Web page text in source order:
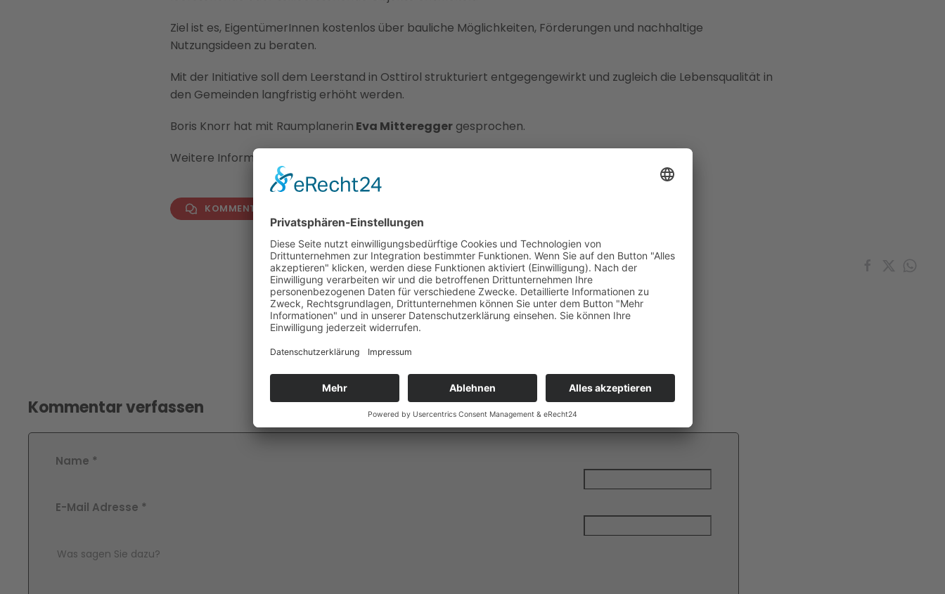
Ziel ist es, EigentümerInnen kostenlos über bauliche Möglichkeiten, Förderungen und nachhaltige
Nutzungsideen zu beraten.
Mit der Initiative soll dem Leerstand in Osttirol strukturiert entgegengewirkt und zugleich die Lebensqualität in
den Gemeinden langfristig erhöht werden.
Boris Knorr hat mit Raumplanerin Eva Mitteregger gesprochen.
Weitere Informationen:
KOMMENTAR VERFASSEN
Kommentar verfassen
Name *
E-Mail Adresse *
Comment Text*